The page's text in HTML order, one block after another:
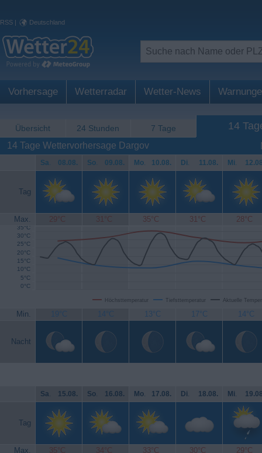
RSS | Deutschland
Vorhersage Wetterradar Wetter-News
Übersicht 24 Stunden 7 Tage 14
14 Tage Wettervorhersage Dargov
Sa. 08.08. So. 09.08. Mo. 10.08. Di. 11.08. Mi.
Tag
Max. 29°C 31°C 35°C 31°C 28°C
Höchsttemperatur Tiefsttemperatur Aktuelle
0°C
5°C
10°C
15°C
20°C
25°C
30°C
35°C
Min. 19°C 14°C 13°C 17°C 14°C
Nacht
Sa. 15.08. So. 16.08. Mo. 17.08. Di. 18.08. Mi.
Tag
Max. 35°C 34°C 33°C 30°C 29°C